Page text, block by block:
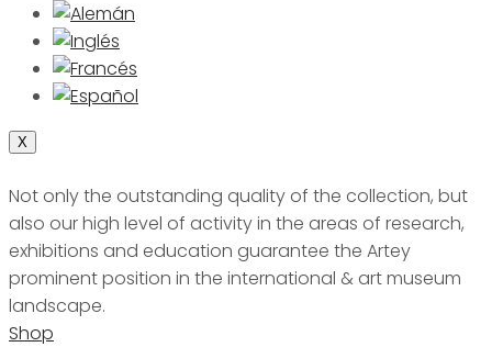
X
Not only the outstanding quality of the collection, but
also our high level of activity in the areas of research,
exhibitions and education guarantee the Artey
prominent position in the international & art museum
landscape.
Shop